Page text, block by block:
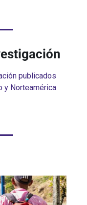
publicados
y Norteamérica